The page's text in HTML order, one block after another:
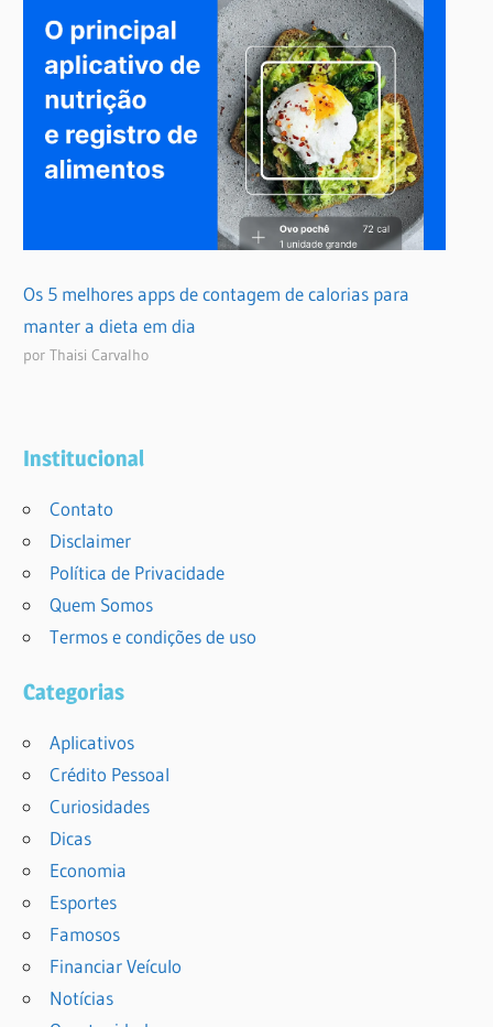
Os 5 melhores apps de contagem de calorias para
manter a dieta em dia
por Thaisi Carvalho
Institucional
Contato
Disclaimer
Política de Privacidade
Quem Somos
Termos e condições de uso
Categorias
Aplicativos
Crédito Pessoal
Curiosidades
Dicas
Economia
Esportes
Famosos
Financiar Veículo
Notícias